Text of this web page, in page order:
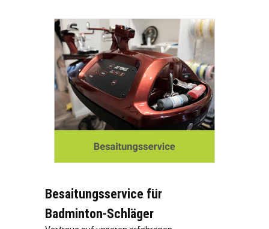
Besaitungsservice für
Badminton-Schläger